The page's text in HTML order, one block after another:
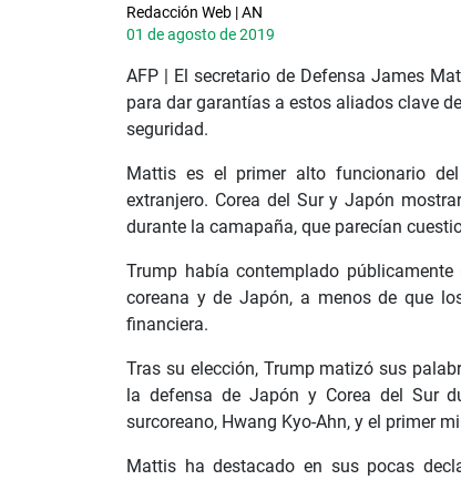
Redacción Web | AN
01 de agosto de 2019
AFP | El secretario de Defensa James
para dar garantías a estos aliados clave
seguridad.
Mattis es el primer alto funcionario
extranjero. Corea del Sur y Japón
durante la camapaña, que parecían
Trump había contemplado
coreana y de Japón, a menos de que
financiera.
Tras su elección, Trump matizó sus
la defensa de Japón y Corea del Sur
surcoreano, Hwang Kyo-Ahn, y el primer
Mattis ha destacado en sus pocas